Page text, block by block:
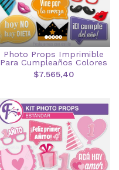
Photo Props Imprimible
Para Cumpleaños Colores
$7.565,40